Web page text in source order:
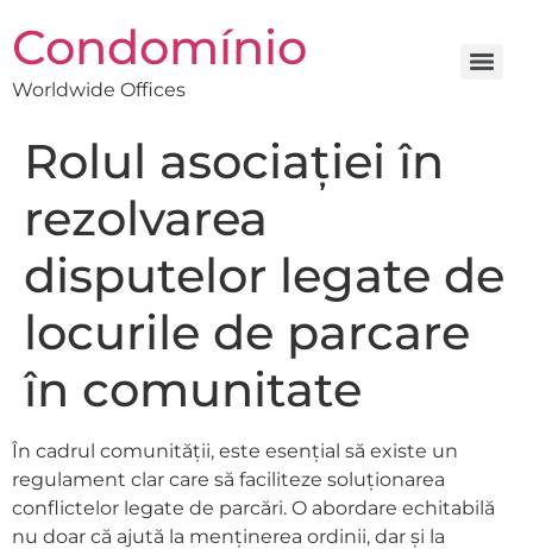
Condomínio
Worldwide Offices
Rolul asociației în
rezolvarea
disputelor legate de
locurile de parcare
în comunitate
În cadrul comunității, este esențial să existe un
regulament clar care să faciliteze soluționarea
conflictelor legate de parcări. O abordare echitabilă
nu doar că ajută la menținerea ordinii, dar și la